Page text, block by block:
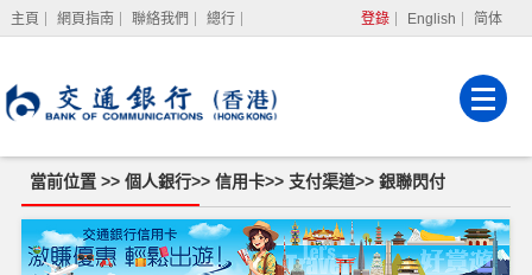
主頁 網頁指南 聯絡我們 總行 登錄 English 简体
強積金服務
當前位置 >> 個人銀行>> 信用卡>> 支付渠道>> 銀聯閃付
聯
閃